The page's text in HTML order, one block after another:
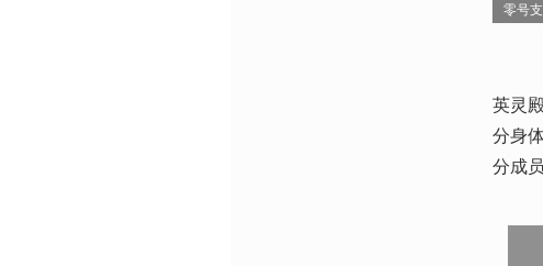
零号
英灵
分身
分成